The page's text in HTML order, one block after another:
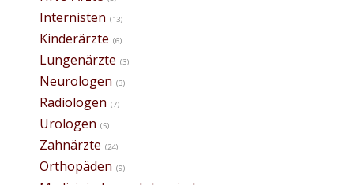
Internisten (13)
Kinderärzte (6)
Lungenärzte (3)
Neurologen (3)
Radiologen (7)
Urologen (5)
Zahnärzte (24)
Orthopäden (9)